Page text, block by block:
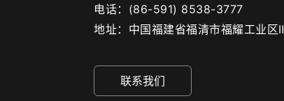
电话： (86-591) 8538-3777
地址： 中国福建省福清市福耀工业区Ⅱ
联系我们